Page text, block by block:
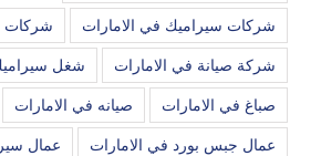
شركات سيراميك في الامارات شركات
شركة صيانة في الامارات شغل
صباغ في الامارات صيانه في الامارات
عمال جبس بورد في الامارات عمال